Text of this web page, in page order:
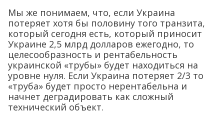
Мы же понимаем, что, если Украина
потеряет хотя бы половину того транзита,
который сегодня есть, который приносит
Украине 2,5 млрд долларов ежегодно, то
целесообразность и рентабельность
украинской «трубы» будет находиться на
уровне нуля. Если Украина потеряет 2/3 то
«труба» будет просто нерентабельна и
начнет деградировать как сложный
технический объект.